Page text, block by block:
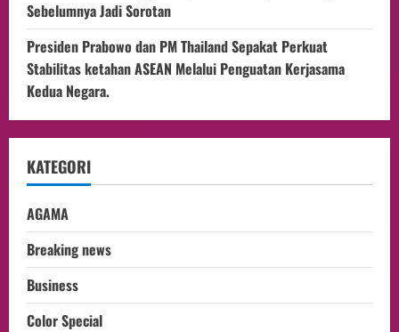
Sebelumnya Jadi Sorotan
Presiden Prabowo dan PM Thailand Sepakat Perkuat
Stabilitas ketahan ASEAN Melalui Penguatan Kerjasama
Kedua Negara.
KATEGORI
AGAMA
Breaking news
Business
Color Special